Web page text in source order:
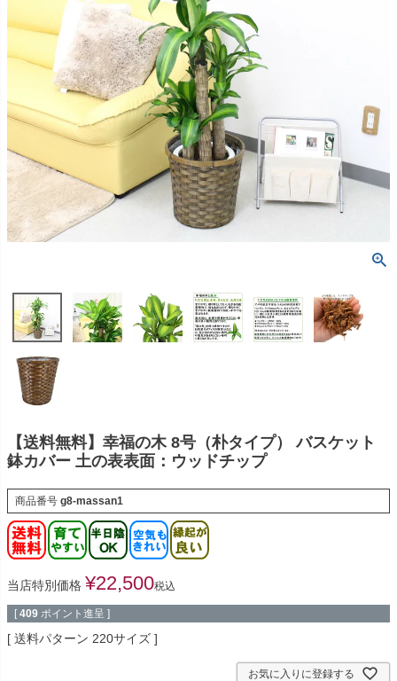
【送料無料】幸福の木 8号（朴タイプ） バスケット
鉢カバー 土の表表面：ウッドチップ
商品番号 g8-massan1
当店特別価格 ¥22,500税込
[ 409 ポイント進呈 ]
送料パターン 220サイズ
お気に入りに登録する